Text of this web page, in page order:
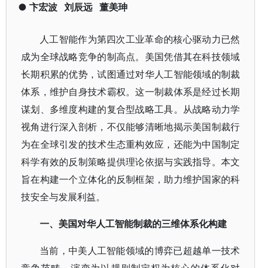
● 卞宏波 刘辰远 董美珅
人工智能作为第四次工业革命的核心驱动力已然
成为全球战略竞争的制高点。美国凭借其在科技领域
长期积累的优势，试图通过对华人工智能领域的制裁
体系，维护自身技术霸权。这一制裁体系是经过长期
谋划、多维度构建的复合型战略工具。从战略动力学
视角进行深入剖析，不仅能够清晰地揭示美国制裁行
为在全球引发的技术生态重构效应，还能为中国制定
科学有效的反制策略提供理论依据与实践指导。本文
旨在构建一个立体化的反制框架，助力维护国家的科
技安全与发展利益。
一、美国对华人工智能制裁的三维体系化构建
当前，中美人工智能领域的博弈已超越单一技术